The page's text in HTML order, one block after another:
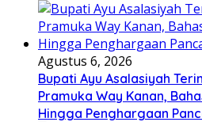
Agustus 6, 2026
Bupati Ayu Asalasiyah
Pramuka Way Kanan,
Hingga Penghargaan